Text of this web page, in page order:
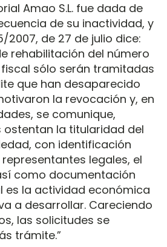
Amao S.L. fue dada de
de su inactividad, y
2007, de 27 de julio dice:
rehabilitación del número
sólo serán tramitadas
que han desaparecido
la revocación y, en
se comunique,
ostentan la titularidad del
con identificación
legales, el
como documentación
es la actividad económica
a desarrollar. Careciendo
las solicitudes se
trámite.”